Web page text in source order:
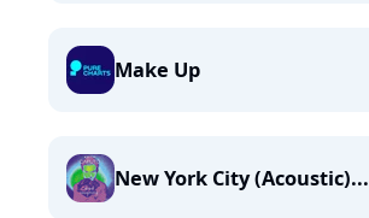
Make Up
New York City (Acoustic)...